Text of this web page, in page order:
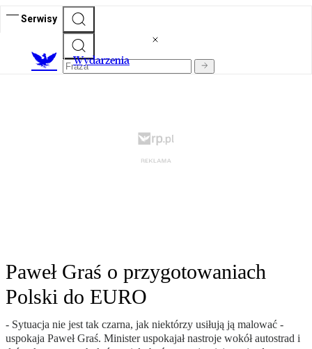
Serwisy
Wydarzenia
Paweł Graś o przygotowaniach
Polski do EURO
- Sytuacja nie jest tak czarna, jak niektórzy usiłują ją malować -
uspokaja Paweł Graś. Minister uspokajał nastroje wokół autostrad i